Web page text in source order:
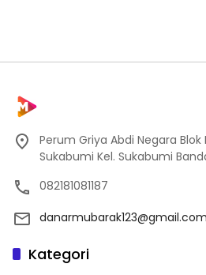
Perum Griya Abdi Negara Blok
Sukabumi Kel. Sukabumi
082181081187
danarmubarak123@gmail.com
Kategori